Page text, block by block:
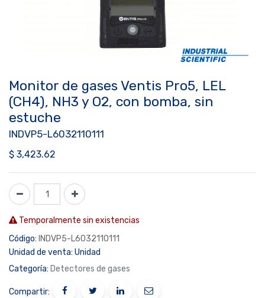
Monitor de gases Ventis Pro5, LEL
(CH4), NH3 y O2, con bomba, sin
estuche
INDVP5-L6032110111
$ 3,423.62
Temporalmente sin existencias
Código: INDVP5-L6032110111
Unidad de venta: Unidad
Categoría: Detectores de gases
Compartir: